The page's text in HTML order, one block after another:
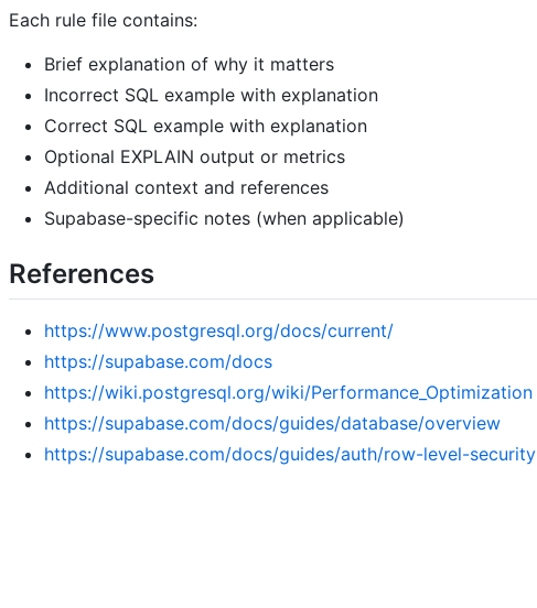
Each rule file contains:
Brief explanation of why it matters
Incorrect SQL example with explanation
Correct SQL example with explanation
Optional EXPLAIN output or metrics
Additional context and references
Supabase-specific notes (when applicable)
References
https://www.postgresql.org/docs/current/
https://supabase.com/docs
https://wiki.postgresql.org/wiki/Performance_Optimization
https://supabase.com/docs/guides/database/overview
https://supabase.com/docs/guides/auth/row-level-security